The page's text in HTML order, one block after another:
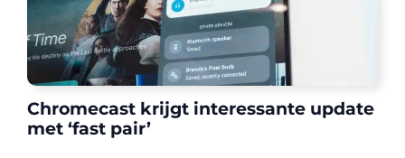
Chromecast krijgt interessante update
met ‘fast pair’